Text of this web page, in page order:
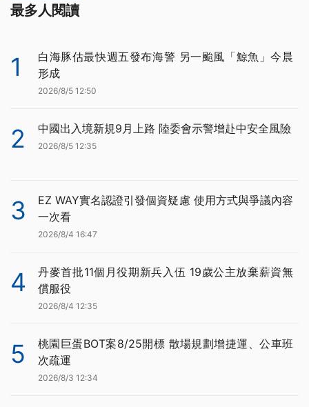
最多人閱讀
1
白海豚估最快週五發布海警 另一颱風「鯨魚」今晨
形成
2026/8/5 12:50
2 中國出入境新規9月上路 陸委會示警增赴中安全風險
2026/8/5 12:35
3
EZ WAY實名認證引發個資疑慮 使用方式與爭議內容
一次看
2026/8/4 16:47
4
丹麥首批11個月役期新兵入伍 19歲公主放棄薪資無
償服役
2026/8/4 12:35
5
桃園巨蛋BOT案8/25開標 散場規劃增捷運、公車班
次疏運
2026/8/3 12:34